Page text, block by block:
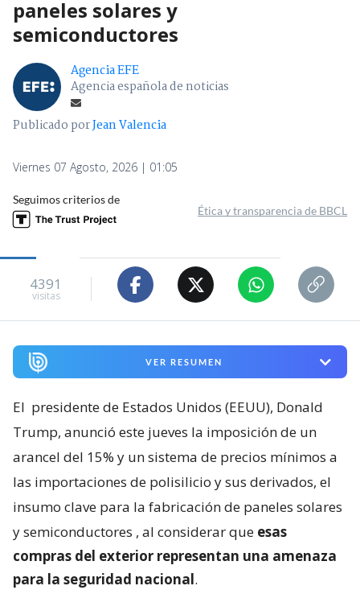
paneles solares y
semiconductores
Agencia EFE
Agencia española de noticias
Publicado porJean Valencia
Viernes 07 Agosto, 2026 | 01:05
Seguimos criterios de
Ética y transparencia de BBCL
4391
visitas
VER RESUMEN
El presidente de Estados Unidos (EEUU), Donald
Trump, anunció este jueves la imposición de un
arancel del 15% y un sistema de precios mínimos a
las importaciones de polisilicio y sus derivados, el
insumo clave para la fabricación de paneles solares
y semiconductores , al considerar que esas
compras del exterior representan una amenaza
para la seguridad nacional.